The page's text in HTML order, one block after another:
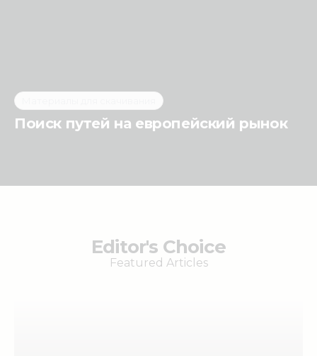
Поиск путей на европейский рынок
Editor's Choice
Featured Articles